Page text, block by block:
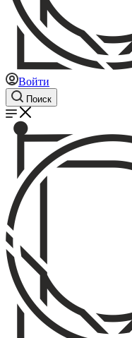
Войти
Поиск